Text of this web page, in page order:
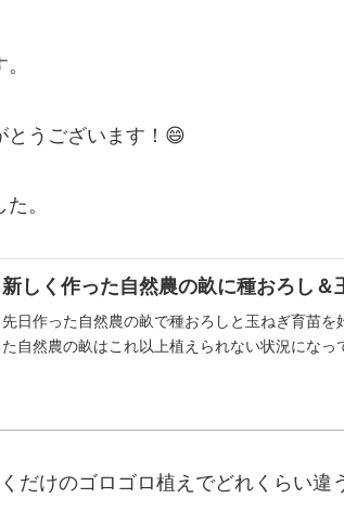
とうございます！😄
。
新しく作った自然農の畝に種おろし＆
先日作った自然農の畝で種おろしと玉ねぎ育苗を
た自然農の畝はこれ以上植えられない状況になっ
だけのゴロゴロ植えでどれくらい違